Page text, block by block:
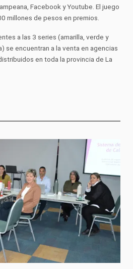
Facebook y Youtube. El juego
millones de pesos en premios.
a las 3 series (amarilla, verde y
se encuentran a la venta en agencias
en toda la provincia de La